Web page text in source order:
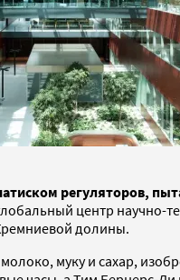
регуляторов,
центр научно-
долины.
муку и сахар,